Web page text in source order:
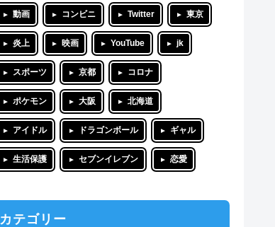
動画 コンビニ Twitter 東京
炎上 映画 YouTube jk
スポーツ 京都 コロナ
ポケモン 大阪 北海道
アイドル ドラゴンボール ギャル
生活保護 セブンイレブン 恋愛
カテゴリー